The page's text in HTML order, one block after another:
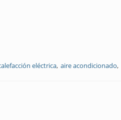
eléctrica aire acondicionado